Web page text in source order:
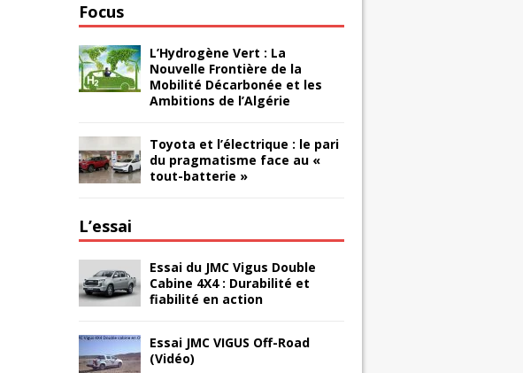
Focus
L’Hydrogène Vert : La
Nouvelle Frontière de la
Mobilité Décarbonée et les
Ambitions de l’Algérie
Toyota et l’électrique : le pari
du pragmatisme face au «
tout-batterie »
L’essai
Essai du JMC Vigus Double
Cabine 4X4 : Durabilité et
fiabilité en action
Essai JMC VIGUS Off-Road
(Vidéo)